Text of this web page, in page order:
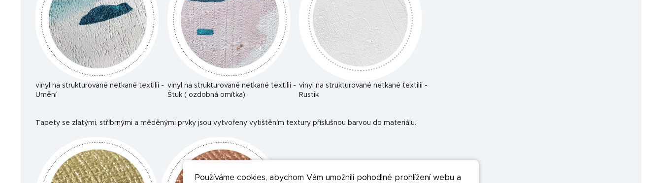
Používáme cookies, abychom Vám umožnili pohodlné prohlížení webu a
vinyl na strukturované netkané textilii -
Umění
vinyl na strukturované netkané textilii -
Štuk ( ozdobná omítka)
vinyl na strukturované netkané textilii -
Rustik
Tapety se zlatými, stříbrnými a měděnými prvky jsou vytvořeny vytištěním textury příslušnou barvou do materiálu.